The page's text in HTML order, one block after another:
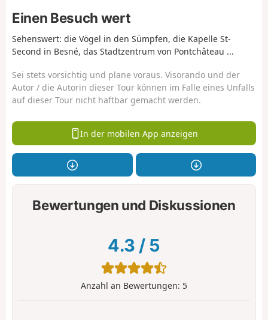
Einen Besuch wert
Sehenswert: die Vögel in den Sümpfen, die Kapelle St-
Second in Besné, das Stadtzentrum von Pontchâteau ...
Sei stets vorsichtig und plane voraus. Visorando und der
Autor / die Autorin dieser Tour können im Falle eines Unfalls
auf dieser Tour nicht haftbar gemacht werden.
In der mobilen App anzeigen
Bewertungen und Diskussionen
4.3 / 5
Anzahl an Bewertungen: 5